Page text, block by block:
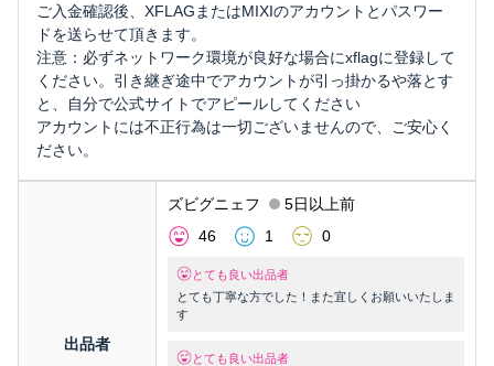
ご入金確認後、XFLAGまたはMIXIのアカウントとパスワー
ドを送らせて頂きます。
注意：必ずネットワーク環境が良好な場合にxflagに登録して
ください。引き継ぎ途中でアカウントが引っ掛かるや落とす
と、自分で公式サイトでアピールしてください
アカウントには不正行為は一切ございませんので、ご安心く
ださい。
出品者
ズビグニェフ
5日以上前
46
1 0
とても良い出品者
とても丁寧な方でした！また宜しくお願いいたしま
す
とても良い出品者